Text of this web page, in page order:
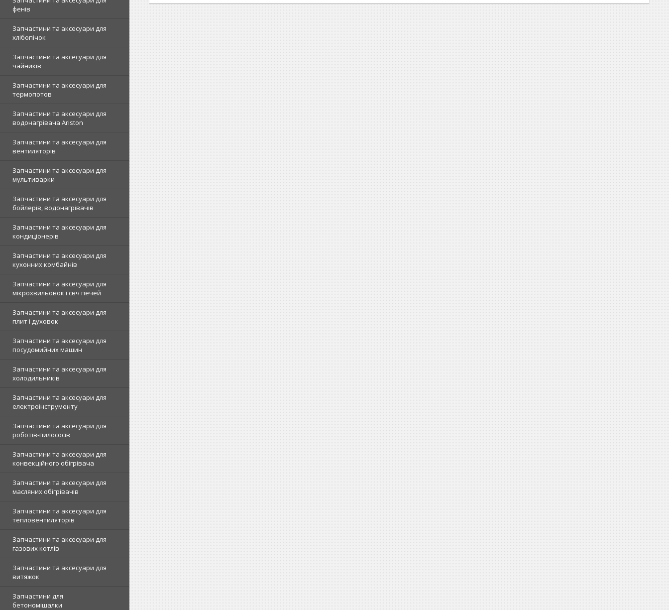
фенів
Запчастини та аксесуари для
хлібопічок
Запчастини та аксесуари для
чайників
Запчастини та аксесуари для
термопотов
Запчастини та аксесуари для
водонагрівача Ariston
Запчастини та аксесуари для
вентиляторів
Запчастини та аксесуари для
мультиварки
Запчастини та аксесуари для
бойлерів, водонагрівачів
Запчастини та аксесуари для
кондиціонерів
Запчастини та аксесуари для
кухонних комбайнів
Запчастини та аксесуари для
мікрохвильовок і свч печей
Запчастини та аксесуари для
плит і духовок
Запчастини та аксесуари для
посудомийних машин
Запчастини та аксесуари для
холодильників
Запчастини та аксесуари для
електроінструменту
Запчастини та аксесуари для
роботів-пилососів
Запчастини та аксесуари для
конвекційного обігрівача
Запчастини та аксесуари для
масляних обігрівачів
Запчастини та аксесуари для
тепловентиляторів
Запчастини та аксесуари для
газових котлів
Запчастини та аксесуари для
витяжок
Запчастини для
бетономішалки